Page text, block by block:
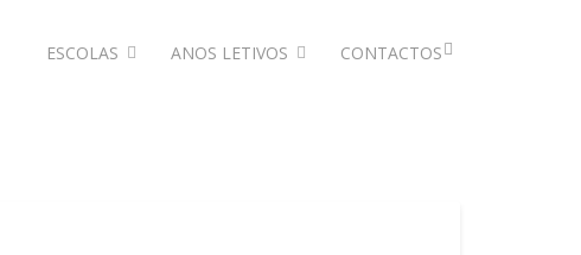
ESCOLAS ANOS LETIVOS CONTACTOS